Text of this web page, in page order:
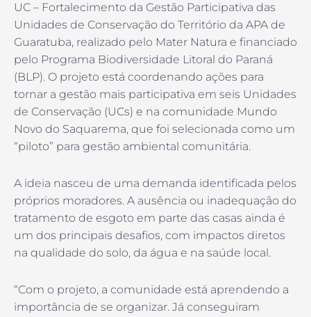
UC – Fortalecimento da Gestão Participativa das
Unidades de Conservação do Território da APA de
Guaratuba, realizado pelo Mater Natura e financiado
pelo Programa Biodiversidade Litoral do Paraná
(BLP). O projeto está coordenando ações para
tornar a gestão mais participativa em seis Unidades
de Conservação (UCs) e na comunidade Mundo
Novo do Saquarema, que foi selecionada como um
“piloto” para gestão ambiental comunitária.
A ideia nasceu de uma demanda identificada pelos
próprios moradores. A ausência ou inadequação do
tratamento de esgoto em parte das casas ainda é
um dos principais desafios, com impactos diretos
na qualidade do solo, da água e na saúde local.
“Com o projeto, a comunidade está aprendendo a
importância de se organizar. Já conseguiram